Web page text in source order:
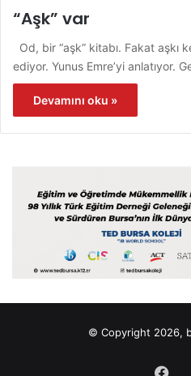
“Aşk” var
Od, bir “aşk” kitabı. Fakat aşkı
ediyor. Yunus Emre’yi anlatıyor.
Devamını oku »
© Copyright 2026,